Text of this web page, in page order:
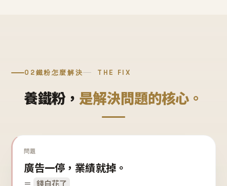
02鐵粉怎麼解決 THE FIX
養鐵粉， 是解決問題的核心。
問題
廣告一停，業績就掉。
＝ 錢白花了